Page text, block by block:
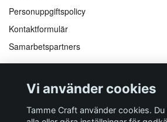
Personuppgiftspolicy
Kontaktformulär
Samarbetspartners
Följ oss på
Facebook
Instagram
YouTube
Pinterest
Vi
Vi använder cookies
Tamme Craft använder cookies.